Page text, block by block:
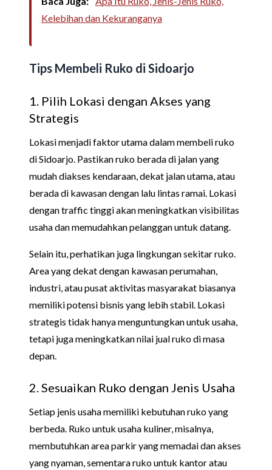
Kelebihan dan Kekuranganya
Tips Membeli Ruko di Sidoarjo
1. Pilih Lokasi dengan Akses yang
Strategis
Lokasi menjadi faktor utama dalam membeli ruko
di Sidoarjo. Pastikan ruko berada di jalan yang
mudah diakses kendaraan, dekat jalan utama, atau
berada di kawasan dengan lalu lintas ramai. Lokasi
dengan traffic tinggi akan meningkatkan visibilitas
usaha dan memudahkan pelanggan untuk datang.
Selain itu, perhatikan juga lingkungan sekitar ruko.
Area yang dekat dengan kawasan perumahan,
industri, atau pusat aktivitas masyarakat biasanya
memiliki potensi bisnis yang lebih stabil. Lokasi
strategis tidak hanya menguntungkan untuk usaha,
tetapi juga meningkatkan nilai jual ruko di masa
depan.
2. Sesuaikan Ruko dengan Jenis Usaha
Setiap jenis usaha memiliki kebutuhan ruko yang
berbeda. Ruko untuk usaha kuliner, misalnya,
membutuhkan area parkir yang memadai dan akses
yang nyaman, sementara ruko untuk kantor atau